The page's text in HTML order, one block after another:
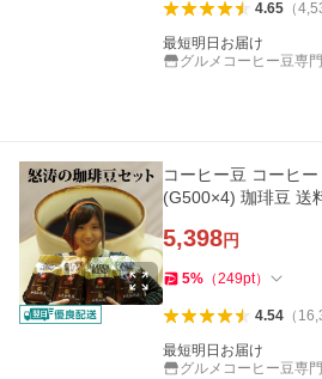
4.65（
最短明日お届け
グルメコーヒー豆専
コーヒー豆 コーヒ
(G500×4) 珈
5,398円
5% （249pt）
4.54（
最短明日お届け
グルメコーヒー豆専